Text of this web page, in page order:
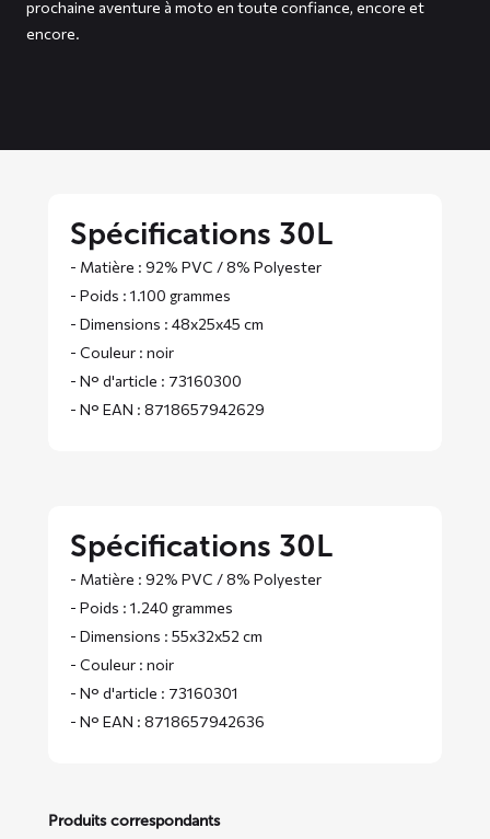
prochaine aventure à moto en toute confiance, encore et
encore.
Spécifications 30L
- Matière : 92% PVC / 8% Polyester
- Poids : 1.100 grammes
- Dimensions : 48x25x45 cm
- Couleur : noir
- N° d'article : 73160300
- N° EAN : 8718657942629
Spécifications 30L
- Matière : 92% PVC / 8% Polyester
- Poids : 1.240 grammes
- Dimensions : 55x32x52 cm
- Couleur : noir
- N° d'article : 73160301
- N° EAN : 8718657942636
Produits correspondants